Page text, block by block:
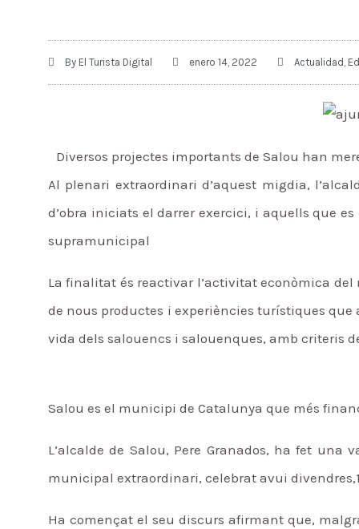
By El Turista Digital enero 14, 2022 Actualidad
Diversos projectes importants de Salou han
Al plenari extraordinari d’aquest migdia,
d’obra iniciats el darrer exercici, i aquells que
supramunicipal
La finalitat és reactivar l’activitat econòmica
de nous productes i experiències turístiques
vida dels salouencs i salouenques, amb criteris
Salou es el municipi de Catalunya que més
L’alcalde de Salou, Pere Granados, ha fet una
municipal extraordinari, celebrat avui
Ha començat el seu discurs afirmant que,